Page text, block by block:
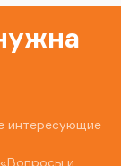
интересующие
«Вопросы и